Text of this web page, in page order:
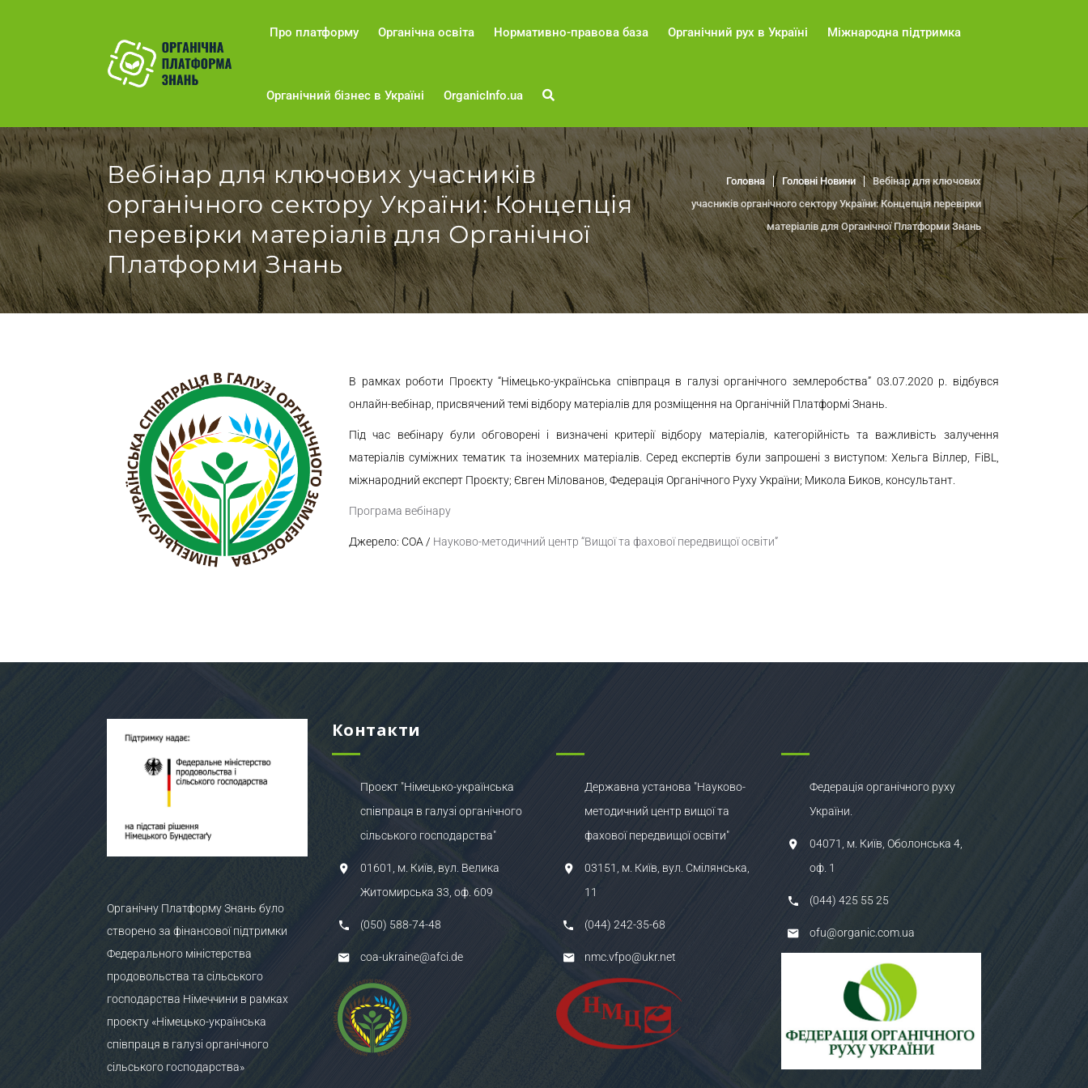
Про платформу Органічна освіта Нормативно-правова база Органічний рух в Україні Міжнародна підтримка
Органічний бізнес в Україні OrganicInfo.ua
Вебінар для ключових учасників
органічного сектору України: Концепція
перевірки матеріалів для Органічної
Платформи Знань
Головна Головні Новини
Вебінар для ключових
учасників органічного сектору України: Концепція перевірки
матеріалів для Органічної Платформи Знань
В рамках роботи Проєкту “Німецько-українська співпраця в галузі органічного землеробства” 03.07.2020 р. відбувся
онлайн-вебінар, присвячений темі відбору матеріалів для розміщення на Органічній Платформі Знань.
Під час вебінару були обговорені і визначені критерії відбору матеріалів, категорійність та важливість залучення
матеріалів суміжних тематик та іноземних матеріалів. Серед експертів були запрошені з виступом: Хельга Віллер, FiBL,
міжнародний експерт Проєкту; Євген Мілованов, Федерація Органічного Руху України; Микола Биков, консультант.
Програма вебінару
Джерело: COA / Науково-методичний центр “Вищої та фахової передвищої освіти”
Органічну Платформу Знань було
створено за фінансової підтримки
Федерального міністерства
продовольства та сільського
господарства Німеччини в рамках
проєкту «Німецько-українська
співпраця в галузі органічного
сільського господарства»
Контакти
Проєкт "Німецько-українська
співпраця в галузі органічного
сільського господарства"
01601, м. Київ, вул. Велика
Житомирська 33, оф. 609
(050) 588-74-48
coa-ukraine@afci.de
Державна установа "Науково-
методичний центр вищої та
фахової передвищої освіти"
03151, м. Київ, вул. Смілянська,
11
(044) 242-35-68
nmc.vfpo@ukr.net
Федерація органічного руху
України.
04071, м. Київ, Оболонська 4,
оф. 1
(044) 425 55 25
ofu@organic.com.ua